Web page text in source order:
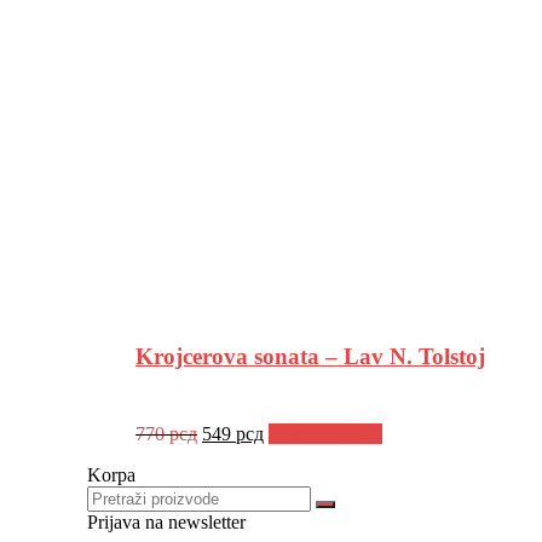
Krojcerova sonata – Lav N. Tolstoj
770рсд Оригинална
била:
770 рсд.
549 рсдТренутна
549 рсд.
Korpa
Prijava na newsletter